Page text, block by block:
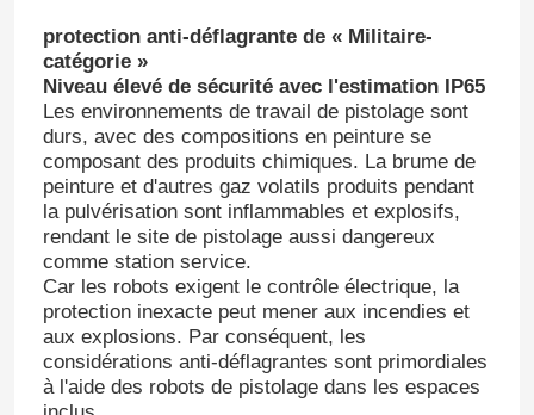
Contrôle de la qualité
Nous contacter
Blog
Demandez un devis
bras de robot industriel
protection anti-déflagrante de « Militaire-
catégorie »
Niveau élevé de sécurité avec l'estimation IP65
Les environnements de travail de pistolage sont
durs, avec des compositions en peinture se
composant des produits chimiques. La brume de
peinture et d'autres gaz volatils produits pendant
la pulvérisation sont inflammables et explosifs,
rendant le site de pistolage aussi dangereux
comme station service.
Car les robots exigent le contrôle électrique, la
protection inexacte peut mener aux incendies et
aux explosions. Par conséquent, les
considérations anti-déflagrantes sont primordiales
à l'aide des robots de pistolage dans les espaces